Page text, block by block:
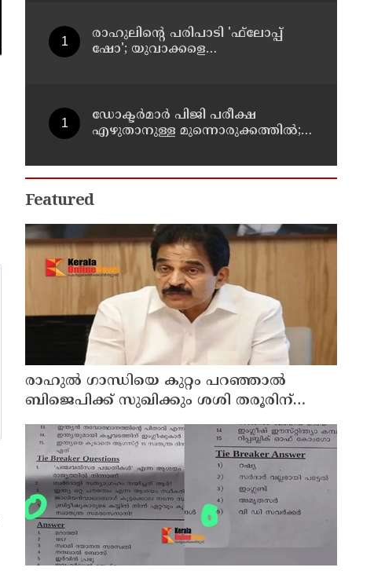
രാഹുലിന്റെ പരിപാടി 'ഫ്‌ലോപ്പ്
ഷോ'; യുവാക്കളെ
ഡോക്ടര്‍മാര്‍ പിജി പരീക്ഷ
എഴുതാനുള്ള മുന്നൊരുക്കത്തില്‍;
കുടുംബാരോഗ്യ കേന്ദ്രം
അടച്ചുപൂട്ടി
Featured
രാഹുല്‍ ഗാന്ധിയെ കുറ്റം പറഞ്ഞാല്‍
ബിജെപിക്ക് സുഖിക്കും ശശി തരൂരിന്
മറുപടിയുമായി കെ സി വേണുഗോപാല്‍